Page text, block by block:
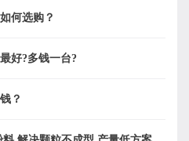
何选购？
好?多钱一台?
？